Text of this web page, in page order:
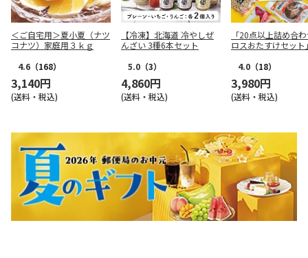
＜ご自宅用＞夏小夏（ナツ
コナツ）家庭用３ｋｇ
4.6 （168）
3,140円
(送料・税込)
【冷凍】北海道 冷やしぜ
んざい 3種6本セット
5.0 （3）
4,860円
(送料・税込)
「20点以上詰め合
ロスおたすけセット
4.0 （18）
3,980円
(送料・税込)